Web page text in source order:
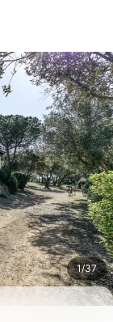
1/37